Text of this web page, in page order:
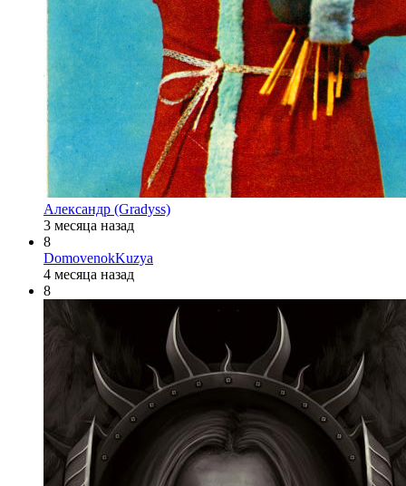
Александр (Gradyss)
3 месяца назад
8
DomovenokKuzya
4 месяца назад
8